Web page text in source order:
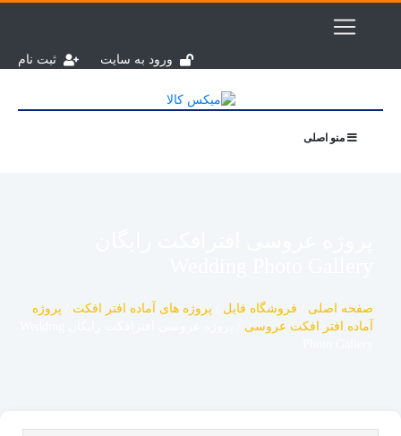
ثبت نام ورود به سایت
منو اصلی
صفحه اصلی فروشگاه فایل پروژه های آماده افتر افکت
پروژه
آماده افتر افکت عروسی